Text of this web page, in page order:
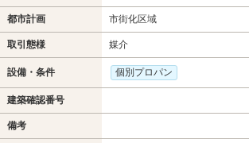
都市計画 市街化区域
取引態様 媒介
設備・条件 個別プロパン
建築確認番号
備考